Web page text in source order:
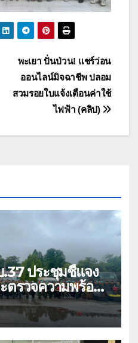
พะเยา ปั่นป่วน! แชร์ว่อน
ออนไลน์มิจฉาชีพ ปลอม
สวมรอยใบแจ้งเตือนค่าใช้
ไฟฟ้า (คลิป)
ประชุมชี้แจง
ตรวจความพร้อม
ธารณภัย